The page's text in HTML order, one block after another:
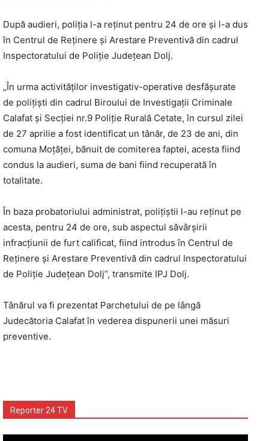
După audieri, poliția l-a reținut pentru 24 de ore și l-a dus
în Centrul de Reținere și Arestare Preventivă din cadrul
Inspectoratului de Poliție Județean Dolj.
„În urma activităţilor investigativ-operative desfăşurate
de poliţişti din cadrul Biroului de Investigaţii Criminale
Calafat şi Secţiei nr.9 Poliţie Rurală Cetate, în cursul zilei
de 27 aprilie a fost identificat un tânăr, de 23 de ani, din
comuna Moţăţei, bănuit de comiterea faptei, acesta fiind
condus la audieri, suma de bani fiind recuperată în
totalitate.
În baza probatoriului administrat, poliţiştii l-au reţinut pe
acesta, pentru 24 de ore, sub aspectul săvârșirii
infracţiunii de furt calificat, fiind introdus în Centrul de
Reținere și Arestare Preventivă din cadrul Inspectoratului
de Poliție Județean Dolj”, transmite IPJ Dolj.
Tânărul va fi prezentat Parchetului de pe lângă
Judecătoria Calafat în vederea dispunerii unei măsuri
preventive.
Reporter 24 TV